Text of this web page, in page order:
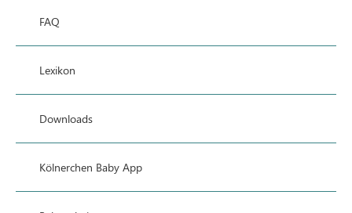
FAQ
Lexikon
Downloads
Kölnerchen Baby App